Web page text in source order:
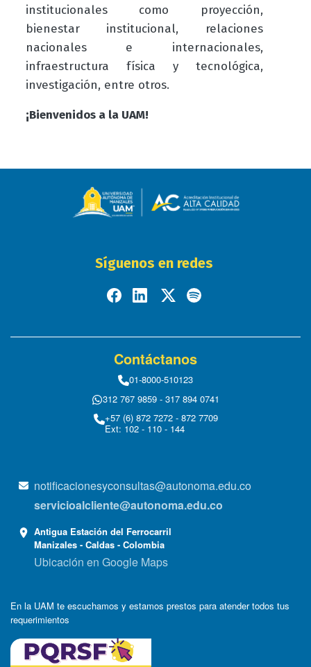
institucionales como proyección,
bienestar institucional, relaciones
nacionales e internacionales,
infraestructura física y tecnológica,
investigación, entre otros.
¡Bienvenidos a la UAM!
Síguenos en redes
Contáctanos
01-8000-510123
312 767 9859 - 317 894 0741
+57 (6) 872 7272 - 872 7709
Ext: 102 - 110 - 144
notificacionesyconsultas@autonoma.edu.co
servicioalcliente@autonoma.edu.co
Antigua Estación del Ferrocarril
Manizales - Caldas - Colombia
Ubicación en Google Maps
En la UAM te escuchamos y estamos prestos para atender todos tus
requerimientos